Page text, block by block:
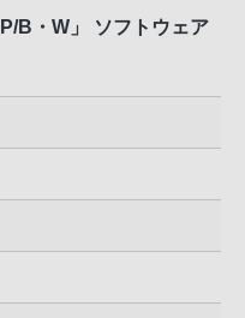
B・W」 ソフトウェア